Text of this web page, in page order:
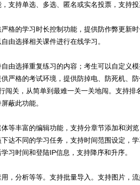
支持单选、多选、匿名或实名投票，支持
格的学习时长控制功能，提供防作弊更新
由选择相关课件进行在线学习。
由选择重复练习的内容；考生可以自定义
严格的考试环境，提供防掉电、防死机、
关，从简单到最难一关一关地闯。支持排
蔽此功能。
等丰富的编辑功能，支持分章节添加和浏
达不同的学习任务，支持时间范围设定，
习时间和登陆IP信息，支持降序和升序。
，分析等等。支持批量导入。支持图片，